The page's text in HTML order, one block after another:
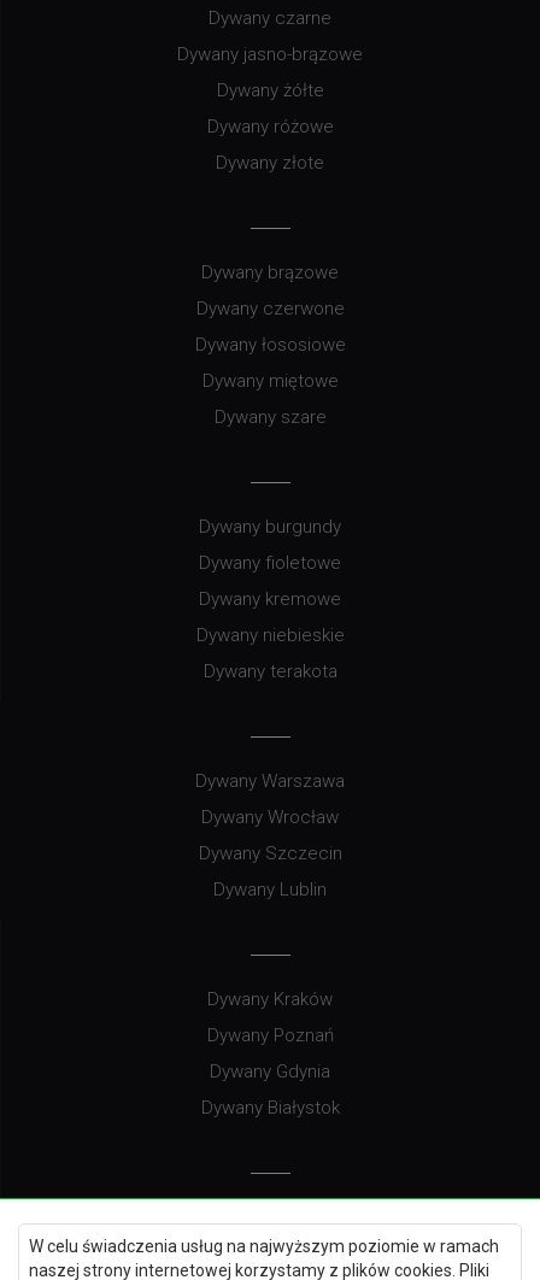
W celu świadczenia usług na najwyższym poziomie w ramach
naszej strony internetowej korzystamy z plików cookies. Pliki
Dywany czarne
Dywany jasno-brązowe
Dywany żółte
Dywany różowe
Dywany złote
Dywany brązowe
Dywany czerwone
Dywany łososiowe
Dywany miętowe
Dywany szare
Dywany burgundy
Dywany fioletowe
Dywany kremowe
Dywany niebieskie
Dywany terakota
Dywany Warszawa
Dywany Wrocław
Dywany Szczecin
Dywany Lublin
Dywany Kraków
Dywany Poznań
Dywany Gdynia
Dywany Białystok
Dywany Gdańsk